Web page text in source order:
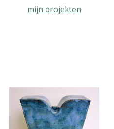
mijn projekten